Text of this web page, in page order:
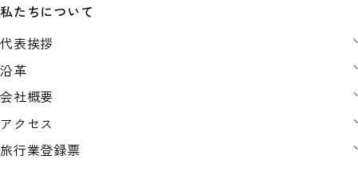
私たちについて
代表挨拶
沿革
会社概要
アクセス
旅行業登録票